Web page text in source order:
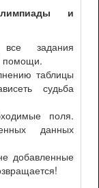
и
задания
помощи.
таблицы
судьба
поля.
данных
добавленные